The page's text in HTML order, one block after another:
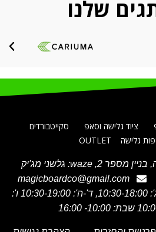
שלנו
ציוד גלישה וסאפ
סקייטבורדים
גלישה
OUTLET
magicboardco@gmail.com
א' 10:30-19:00, ב'-ג': 10:30-18:00, ד'-ה': 10:30-19:00 ו':
16:00